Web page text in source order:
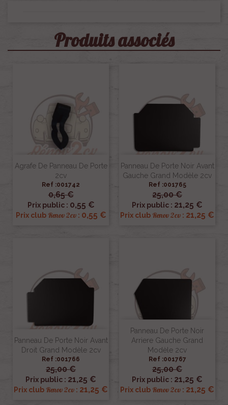
Produits associés
Agrafe De Panneau De Porte
2cv
Ref :001742
0,65 €
Prix public : 0,55 €
Prix club Renov 2cv: 0,55 €
Panneau De Porte Noir Avant
Gauche Grand Modèle 2cv
Ref :001765
25,00 €
Prix public : 21,25 €
Prix club Renov 2cv : 21,25 €
Panneau De Porte Noir Avant
Droit Grand Modèle 2cv
Ref :001766
25,00 €
Prix public : 21,25 €
Prix club Renov 2cv : 21,25 €
Panneau De Porte Noir
Arriere Gauche Grand
Modèle 2cv
Ref :001767
25,00 €
Prix public : 21,25 €
Prix club Renov 2cv : 21,25 €